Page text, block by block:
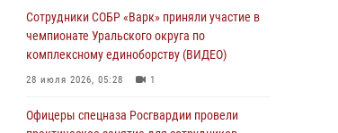
специалистов подразделений тыла с
профессиональным праздником
01 августа 2026, 11:28
мастерство на Ямале
Сотрудники СОБР «Варк» приняли участие в
чемпионате Уральского округа по
комплексному единоборству (ВИДЕО)
28 июля 2026, 05:28 1
Офицеры спецназа Росгвардии провели